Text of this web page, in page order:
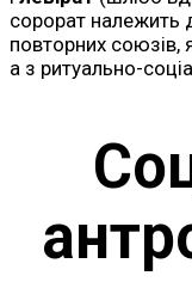
сорорат належить
повторних союзів,
а з ритуально-